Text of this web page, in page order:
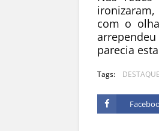
com o
parecia
Tags: DESTAQUE